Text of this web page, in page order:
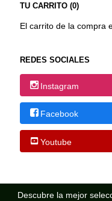
TU CARRITO (0)
El carrito de la compra
REDES SOCIALES
Instagram
Facebook
Youtube
Descubre la mejor